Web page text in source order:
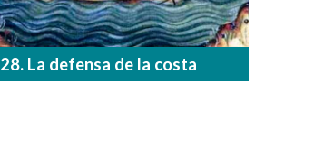
28. La defensa de la costa